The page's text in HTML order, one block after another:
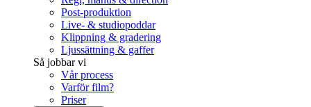
Post-produktion
Live- & studiopoddar
Klippning & gradering
Ljussättning & gaffer
Så jobbar vi
Vår process
Varför film?
Priser